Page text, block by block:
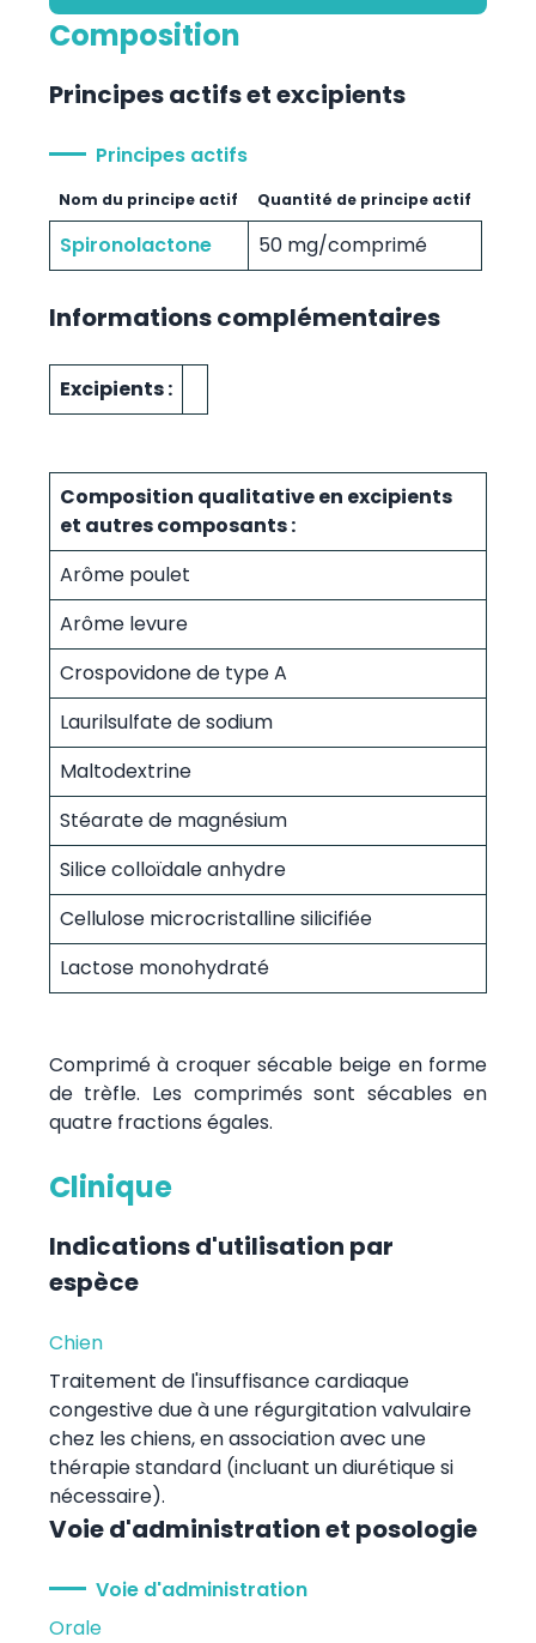
Composition
Principes actifs et excipients
Principes actifs
Nom du principe actif Quantité de principe actif
Spironolactone 50 mg/comprimé
Informations complémentaires
Excipients :
Composition qualitative en excipients
et autres composants :
Arôme poulet
Arôme levure
Crospovidone de type A
Laurilsulfate de sodium
Maltodextrine
Stéarate de magnésium
Silice colloïdale anhydre
Cellulose microcristalline silicifiée
Lactose monohydraté
Comprimé à croquer sécable beige en forme
de trèfle. Les comprimés sont sécables en
quatre fractions égales.
Clinique
Indications d'utilisation par
espèce
Chien
Traitement de l'insuffisance cardiaque
congestive due à une régurgitation valvulaire
chez les chiens, en association avec une
thérapie standard (incluant un diurétique si
nécessaire).
Voie d'administration et posologie
Voie d'administration
Orale